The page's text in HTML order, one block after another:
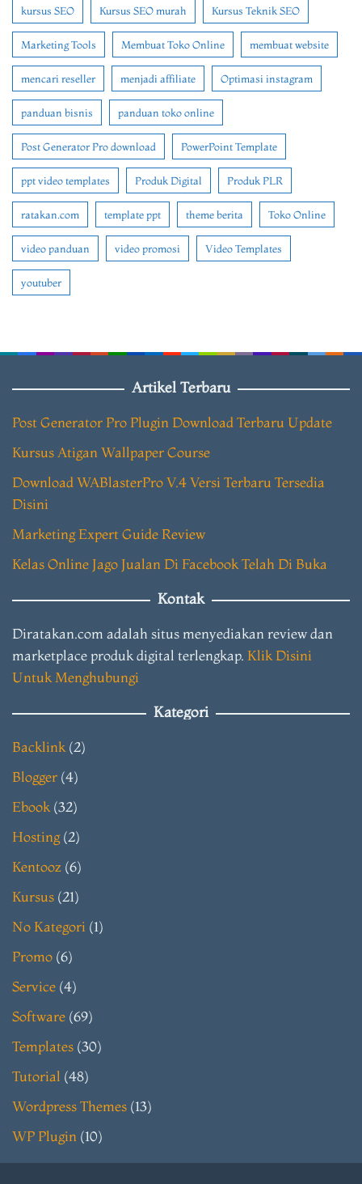
kursus SEO Kursus SEO murah Kursus Teknik SEO
Marketing Tools Membuat Toko Online membuat website
mencari reseller menjadi affiliate Optimasi instagram
panduan bisnis panduan toko online
Post Generator Pro download PowerPoint Template
ppt video templates Produk Digital Produk PLR
ratakan.com template ppt theme berita Toko Online
video panduan video promosi Video Templates
youtuber
Artikel Terbaru
Post Generator Pro Plugin Download Terbaru Update
Kursus Atigan Wallpaper Course
Download WABlasterPro V.4 Versi Terbaru Tersedia
Disini
Marketing Expert Guide Review
Kelas Online Jago Jualan Di Facebook Telah Di Buka
Kontak
Diratakan.com adalah situs menyediakan review dan
marketplace produk digital terlengkap. Klik Disini
Untuk Menghubungi
Kategori
Backlink (2)
Blogger (4)
Ebook (32)
Hosting(2)
Kentooz (6)
Kursus (21)
No Kategori (1)
Promo (6)
Service (4)
Software (69)
Templates (30)
Tutorial (48)
Wordpress Themes (13)
WP Plugin (10)